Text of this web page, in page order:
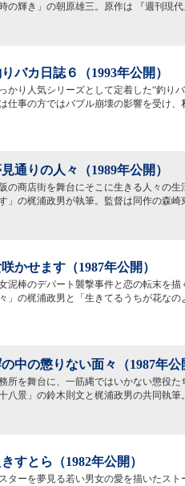
時の輝き」の朝原雄三。原作は 『週刊現
バカ日誌６（1993年公開）
かり人気シリーズとして定着した“釣り
仕事の方ではバブル崩壊の影響を受け
通りの人々（1989年公開）
の商店街を舞台にそこに生きる人々の
」の梶浦政男が執筆。監督は同作の森
かせます（1987年公開）
泥棒のデパート襲撃事件と恋の転末を
」の梶浦政男と「生きてるうちが花な
中の懲りない面々（1987年公
所を舞台に、一筋縄ではいかない懲役
八景」の鈴木則文と梶浦政男の共同執
きすとら（1982年公開）
ターを夢見る若い男女の愛を描いたス